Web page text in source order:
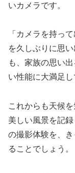
いカメラです。
「カメラを持っ
を久しぶりに思
も、家族の思い
い性能に大満足し
これからも天候
美しい風景を記
の撮影体験を、
ることでしょう。